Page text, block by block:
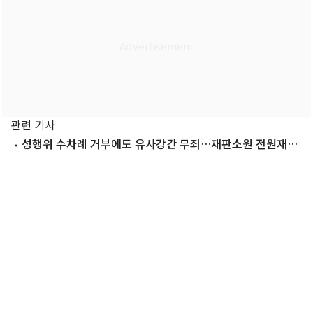
관련 기사
성행위 수차례 거부에도 유사강간 무죄…재판소원 전원재판